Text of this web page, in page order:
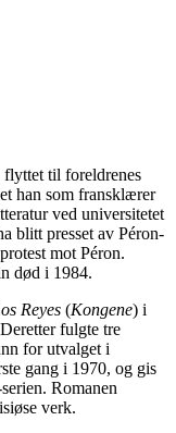
til foreldrenes
han som fransklærer
ved universitetet
blitt presset av Péron-
mot Péron.
død i 1984.
Reyes (Kongene) i
fulgte tre
for utvalget i
gang i 1970, og gis
Romanen
verk.